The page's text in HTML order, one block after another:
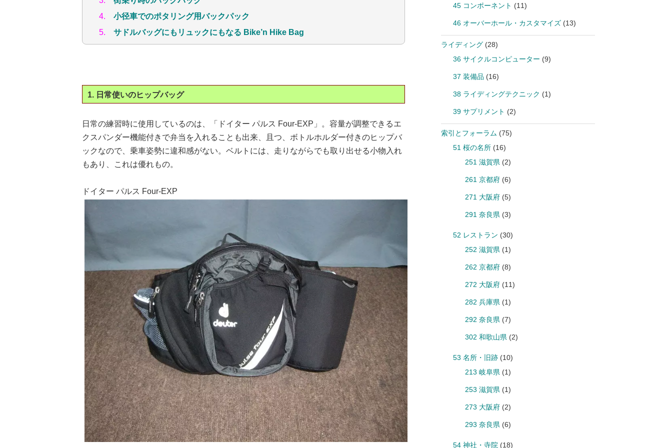
4.小径車でのポタリング用バックパック
5.サドルバッグにもリュックにもなる Bike’n Hike Bag
1. 日常使いのヒップバッグ
日常の練習時に使用しているのは、「ドイター パルス Four-EXP」。容量が調整できるエ
クスパンダー機能付きで弁当を入れることも出来、且つ、ボトルホルダー付きのヒップバ
ックなので、乗車姿勢に違和感がない。ベルトには、走りながらでも取り出せる小物入れ
もあり、これは優れもの。
ドイター パルス Four-EXP
45 コンポーネント (11)
46 オーバーホール・カスタマイズ(13)
ライディング(28)
36 サイクルコンピューター (9)
37 装備品 (16)
38 ライディングテクニック (1)
39 サプリメント (2)
索引とフォーラム (75)
51 桜の名所(16)
251 滋賀県 (2)
261 京都府(6)
271 大阪府(5)
291 奈良県 (3)
52 レストラン (30)
252 滋賀県 (1)
262 京都府(8)
272 大阪府(11)
282 兵庫県 (1)
292 奈良県 (7)
302 和歌山県 (2)
53 名所・旧跡(10)
213 岐阜県 (1)
253 滋賀県 (1)
273 大阪府(2)
293 奈良県 (6)
54 神社・寺院 (18)